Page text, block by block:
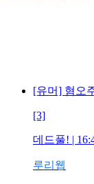
[유머] 혐오
[3]
데드풀! |
루리웹